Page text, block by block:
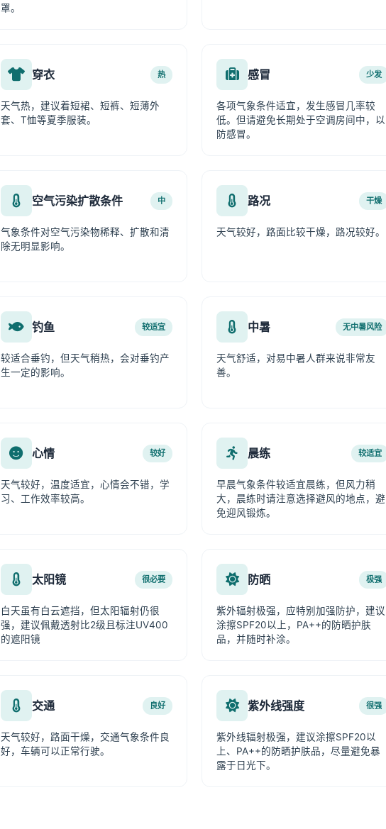
罩。
穿衣 热
天气热，建议着短裙、短裤、短薄外
套、T恤等夏季服装。
感冒 少发
各项气象条件适宜，发生感冒几率较
低。但请避免长期处于空调房间中，以
防感冒。
空气污染扩散条件 中
气象条件对空气污染物稀释、扩散和清
除无明显影响。
路况 干燥
天气较好，路面比较干燥，路况较好。
钓鱼 较适宜
较适合垂钓，但天气稍热，会对垂钓产
生一定的影响。
中暑 无中暑风险
天气舒适，对易中暑人群来说非常友
善。
心情 较好
天气较好，温度适宜，心情会不错，学
习、工作效率较高。
晨练 较适宜
早晨气象条件较适宜晨练，但风力稍
大，晨练时请注意选择避风的地点，避
免迎风锻炼。
太阳镜 很必要
白天虽有白云遮挡，但太阳辐射仍很
强，建议佩戴透射比2级且标注UV400
的遮阳镜
防晒 极强
紫外辐射极强，应特别加强防护，建议
涂擦SPF20以上，PA++的防晒护肤
品，并随时补涂。
交通 良好
天气较好，路面干燥，交通气象条件良
好，车辆可以正常行驶。
紫外线强度 很强
紫外线辐射极强，建议涂擦SPF20以
上、PA++的防晒护肤品，尽量避免暴
露于日光下。